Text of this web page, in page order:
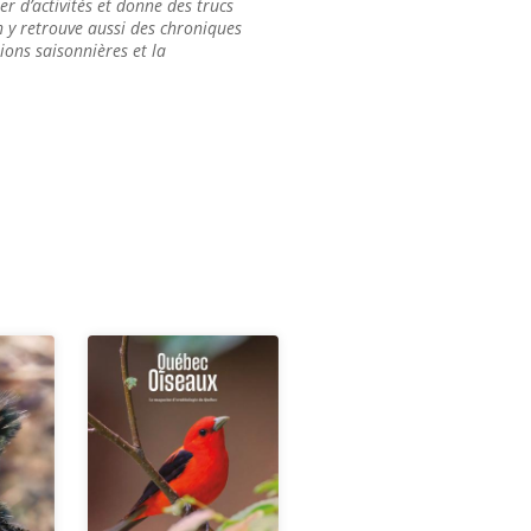
d’activités et donne des trucs
retrouve aussi des chroniques
saisonnières et la